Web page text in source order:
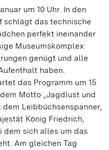
um 10 Uhr. In den
schlägt das technische
perfekt ineinander
Museumskomplex
genügt und alle
haben.
das Programm um 15
Motto „Jagdlust und
dem Leibbüchsenspanner,
König Friedrich,
dem sich alles um das
Am gleichen Tag